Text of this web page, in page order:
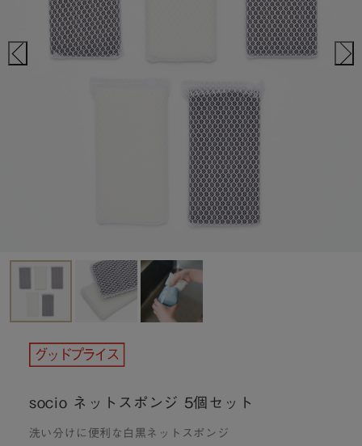
socio ネットスポンジ 5個セット
洗い分けに便利な白黒ネットスポンジ